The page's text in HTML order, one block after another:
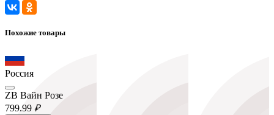
Похожие товары
Россия
ZB Вайн Розе
799.99 ₽